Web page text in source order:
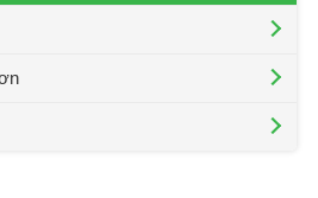
11kw 15hp
khách hàng có thể tham khảo.